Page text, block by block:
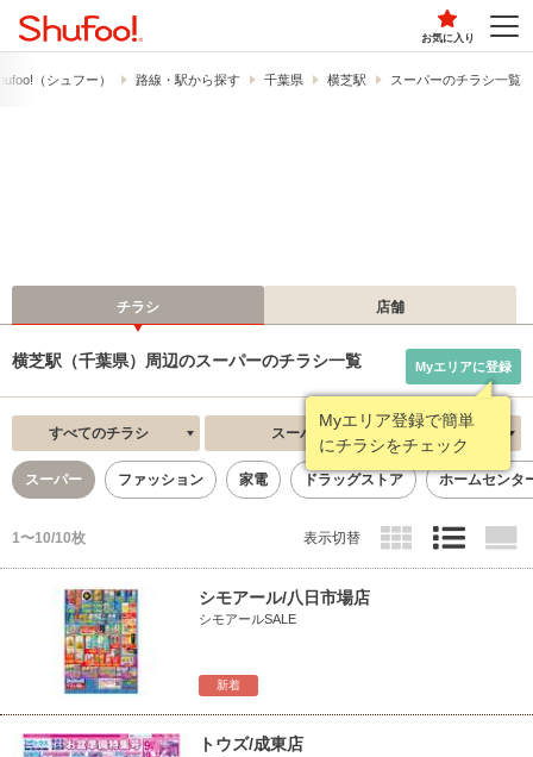
お気に入り
（シュフー） 路線・駅から探す 千葉県 横芝駅 スーパーのチラシ一覧
チラシ 店舗
横芝駅（千葉県）周辺のスーパーのチラシ一覧
Myエリア登録で簡単
にチラシをチェック
Myエリアに登録
すべてのチラシ スーパー 新着順
スーパー ファッション 家電 ドラッグストア ホームセンタ
1〜10/10枚 表示切替
新着
シモアール/八日市場店
シモアールSALE
トウズ/成東店